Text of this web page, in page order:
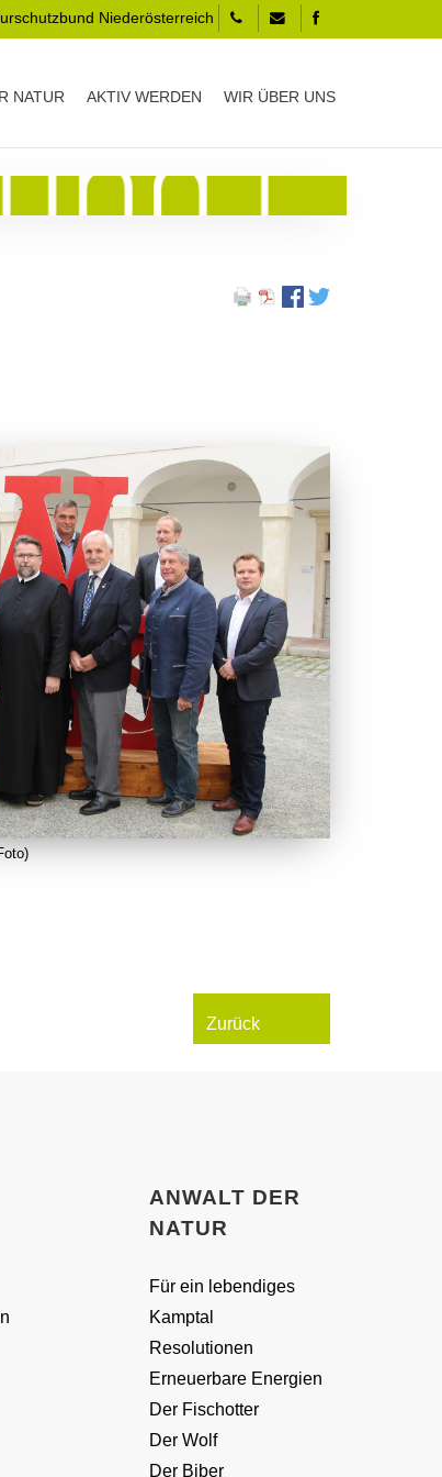
Niederösterreich
NATUR AKTIV WERDEN WIR ÜBER UNS
Zurück
ANWALT DER
NATUR
Für ein lebendiges
Kamptal
Resolutionen
Erneuerbare Energien
Der Fischotter
Der Wolf
Der Biber